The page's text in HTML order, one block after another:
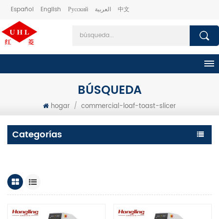
Español English Русский العربية 中文
BÚSQUEDA
hogar / commercial-loaf-toast-slicer
Categorías